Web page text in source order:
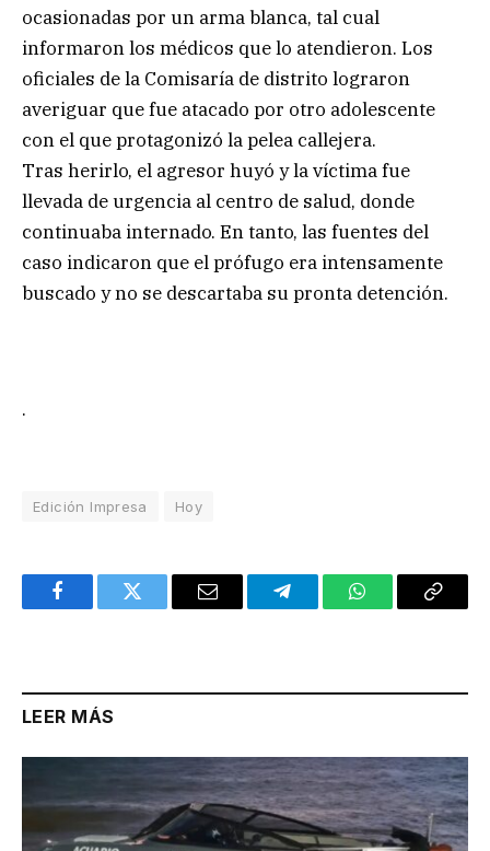
ocasionadas por un arma blanca, tal cual
informaron los médicos que lo atendieron. Los
oficiales de la Comisaría de distrito lograron
averiguar que fue atacado por otro adolescente
con el que protagonizó la pelea callejera.
Tras herirlo, el agresor huyó y la víctima fue
llevada de urgencia al centro de salud, donde
continuaba internado. En tanto, las fuentes del
caso indicaron que el prófugo era intensamente
buscado y no se descartaba su pronta detención.
.
Edición Impresa Hoy
FacebookTwitter Email TelegramWhatsAppCopy
LEER MÁS